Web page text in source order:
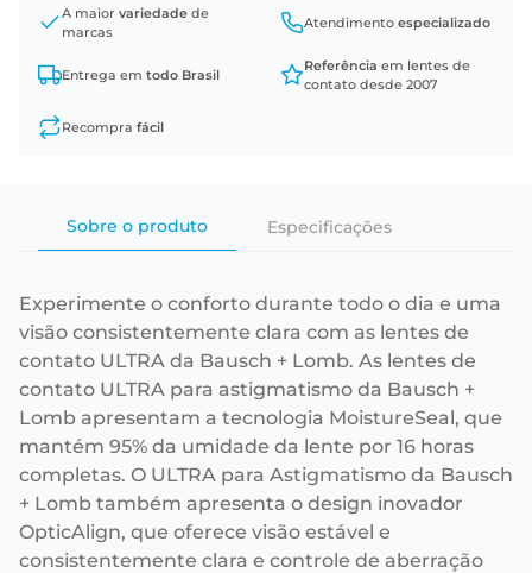
A maior variedade de
marcas
Atendimento especializado
Entrega em todo Brasil
Referência em lentes de
contato desde 2007
Recompra fácil
Sobre o produto Especificações
Experimente o conforto durante todo o dia e uma
visão consistentemente clara com as lentes de
contato ULTRA da Bausch + Lomb. As lentes de
contato ULTRA para astigmatismo da Bausch +
Lomb apresentam a tecnologia MoistureSeal, que
mantém 95% da umidade da lente por 16 horas
completas. O ULTRA para Astigmatismo da Bausch
+ Lomb também apresenta o design inovador
OpticAlign, que oferece visão estável e
consistentemente clara e controle de aberração